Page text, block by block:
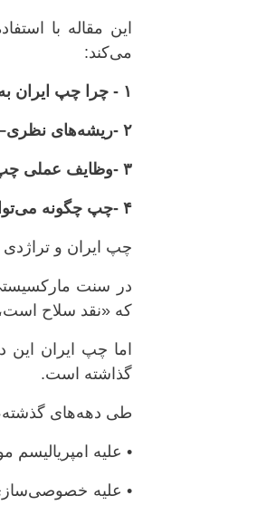
این مقاله با
می‌کند:
۱ - چرا چپ ایران به نیروی صرفاً نفی‌کننده تقلیل یافته؟
۲ -ریشه‌های نظری–تاریخی بحران کنونی چیست؟
۳ -وظایف عملی چپ در شرایط حاضر چیست؟
۴ -چپ چگونه می‌تواند به نیروی پیشنهاددهنده و اقدام‌کننده بدل شود؟
چپ ایران و
در سنت
که «نقد سلاح است،
اما چپ ایران این
گذاشته است.
طی دهه‌های
• علیه
• علیه